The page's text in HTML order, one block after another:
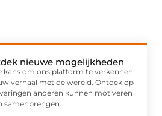
nieuwe mogelijkheden
kans om ons platform te verkennen!
verhaal met de wereld. Ontdek op
anderen kunnen motiveren
samenbrengen.